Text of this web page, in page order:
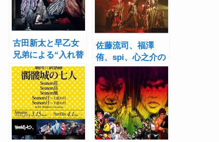
古田新太と早乙女
兄弟による“入れ替
わり”の物語『天號
星』ゲキ×シネに！
20周年プロジェク
トも始動
佐藤流司、福澤
侑、spi、心之介の
「ZIPANG
OPERA」始動！
『ACT ZERO ～暁
の海～』ライブレ
ポート